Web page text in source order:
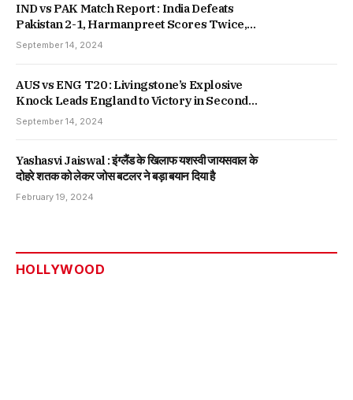
IND vs PAK Match Report : India Defeats
Pakistan 2-1, Harmanpreet Scores Twice,
Secures Fifth Consecutive Win
September 14, 2024
AUS vs ENG T20 : Livingstone’s Explosive
Knock Leads England to Victory in Second
T20, Series Tied
September 14, 2024
Yashasvi Jaiswal : इंग्लैंड के खिलाफ यशस्वी जायसवाल के
दोहरे शतक को लेकर जोस बटलर ने बड़ा बयान दिया है
February 19, 2024
HOLLYWOOD